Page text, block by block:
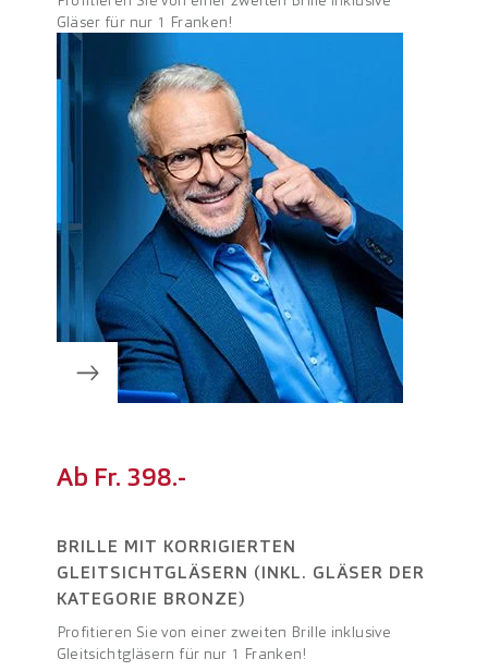
Gläser für nur 1 Franken!
Ab Fr. 398.-
BRILLE MIT KORRIGIERTEN
GLEITSICHTGLÄSERN (INKL. GLÄSER DER
KATEGORIE BRONZE)
Profitieren Sie von einer zweiten Brille inklusive
Gleitsichtgläsern für nur 1 Franken!